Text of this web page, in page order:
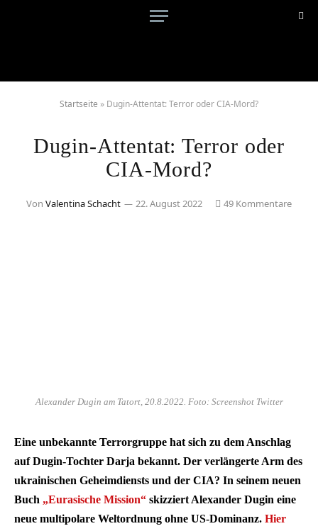
Startseite » Dugin-Attentat: Terror oder CIA-Mord?
Dugin-Attentat: Terror oder
CIA-Mord?
Von Valentina Schacht 22. August 2022 49 Kommentare
Alexander Dugin am Tatort, 20.8.2022. Foto: Screenshot Twitter
Eine unbekannte Terrorgruppe hat sich zu dem Anschlag
auf Dugin-Tochter Darja bekannt. Der verlängerte Arm des
ukrainischen Geheimdiensts und der CIA? In seinem neuen
Buch „Eurasische Mission“ skizziert Alexander Dugin eine
neue multipolare Weltordnung ohne US-Dominanz. Hier